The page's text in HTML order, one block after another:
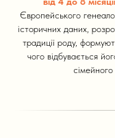
Європейського
історичних даних,
традиції роду,
чого відбувається